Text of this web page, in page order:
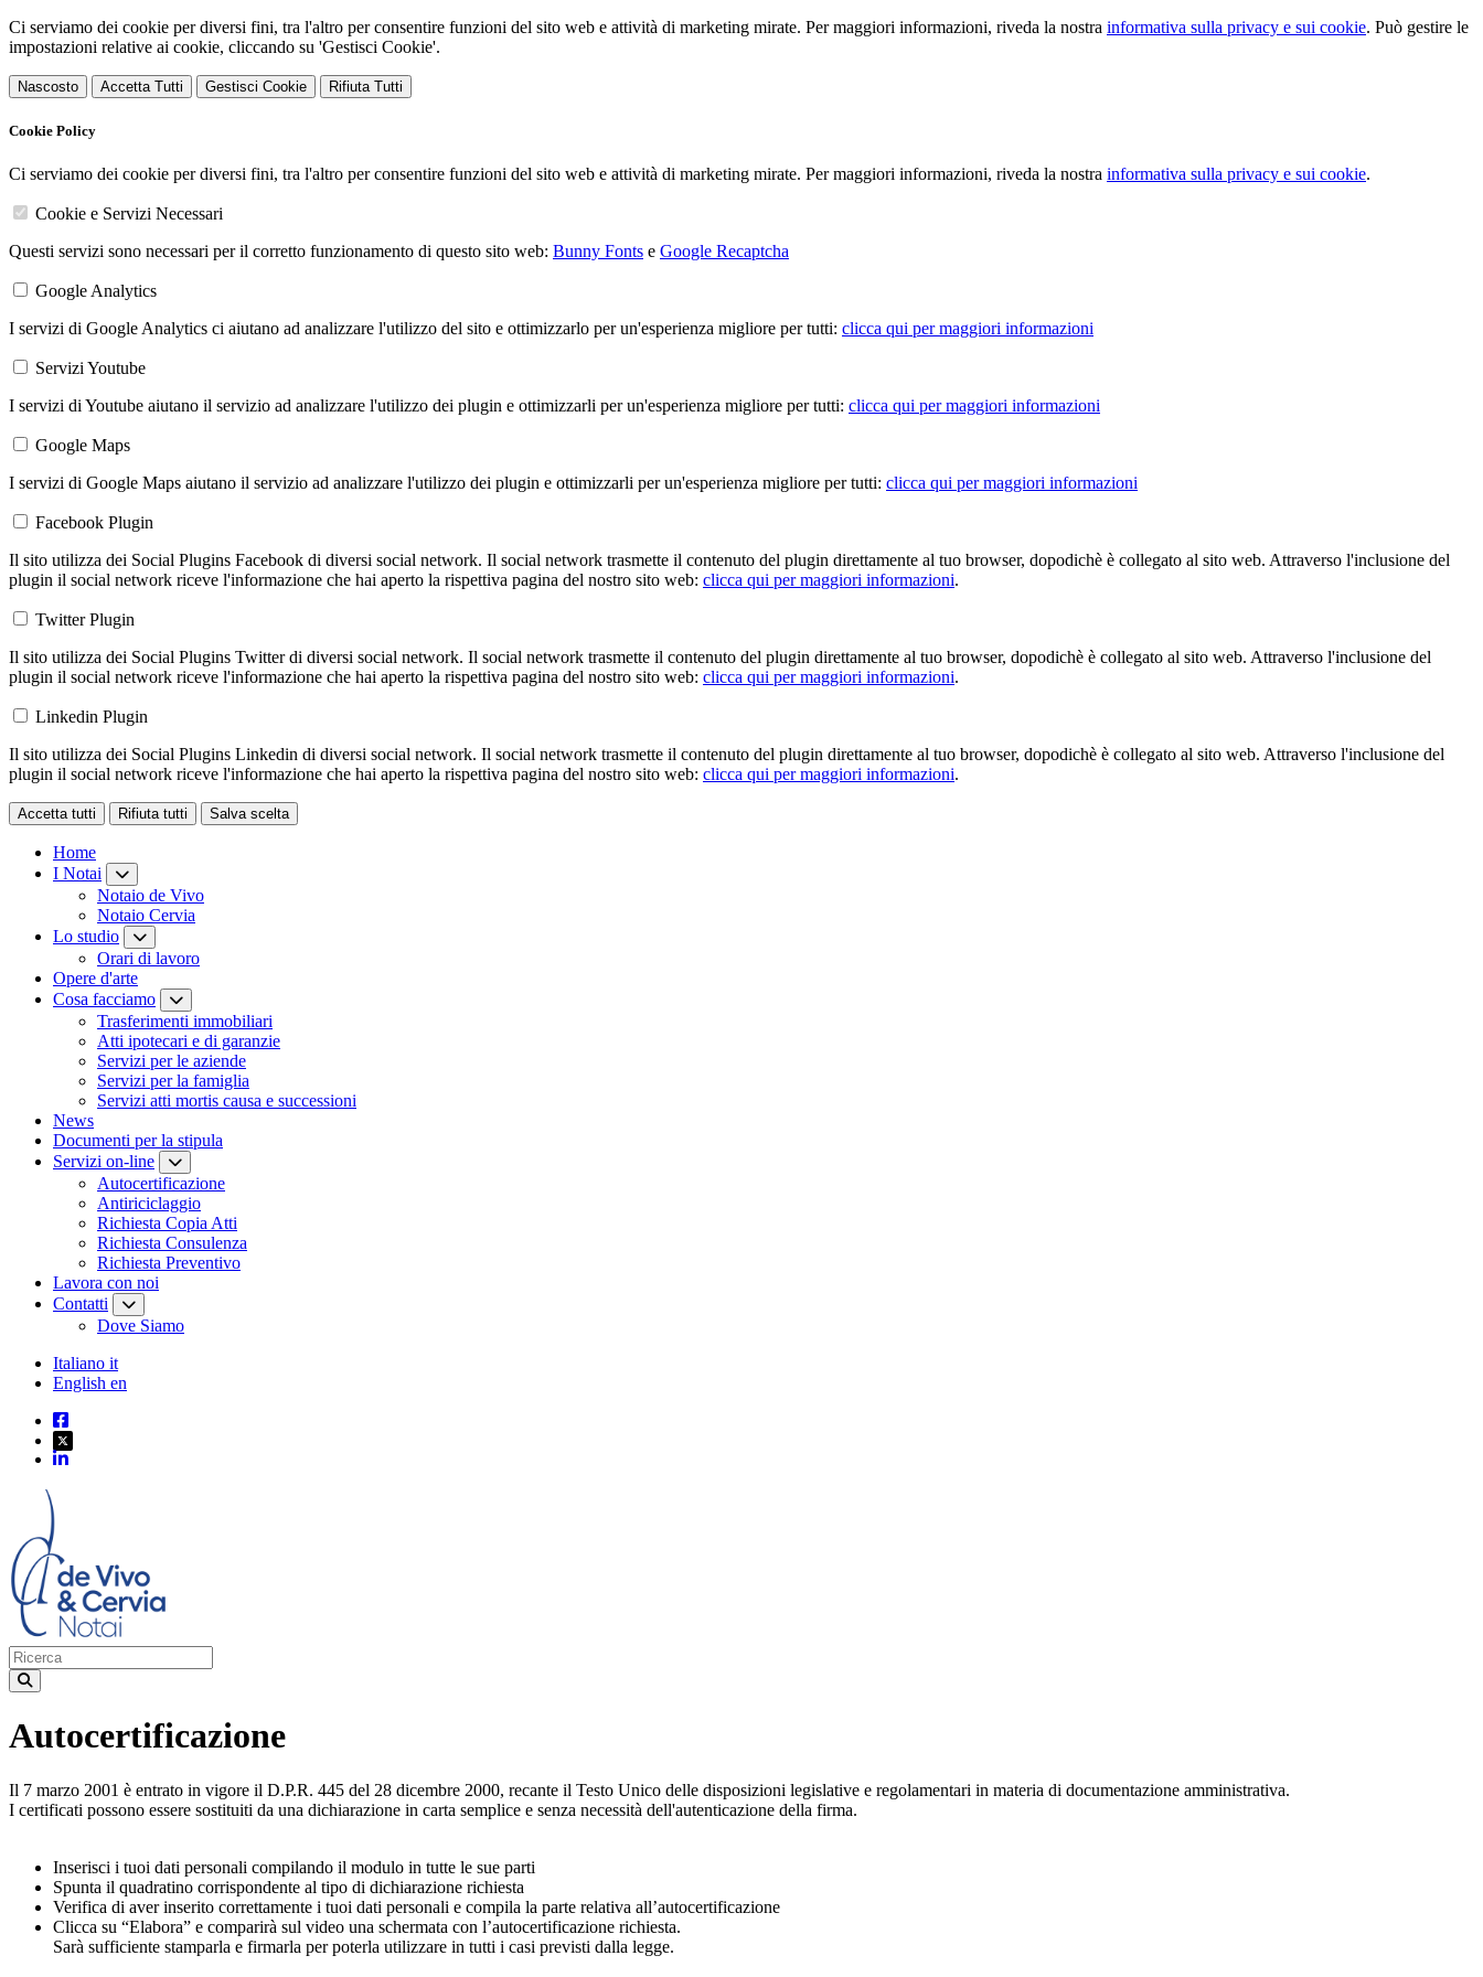
Ci serviamo dei cookie per diversi fini, tra l'altro per consentire funzioni del sito web e attività di marketing mirate. Per maggiori informazioni, riveda la nostra informativa sulla privacy e sui cookie. Può gestire le
impostazioni relative ai cookie, cliccando su 'Gestisci Cookie'.
Nascosto Accetta Tutti Gestisci Cookie Rifiuta Tutti
Cookie Policy
Ci serviamo dei cookie per diversi fini, tra l'altro per consentire funzioni del sito web e attività di marketing mirate. Per maggiori informazioni, riveda la nostra informativa sulla privacy e sui cookie.
Cookie e Servizi Necessari
Questi servizi sono necessari per il corretto funzionamento di questo sito web: Bunny Fonts e Google Recaptcha
Google Analytics
I servizi di Google Analytics ci aiutano ad analizzare l'utilizzo del sito e ottimizzarlo per un'esperienza migliore per tutti: clicca qui per maggiori informazioni
Servizi Youtube
I servizi di Youtube aiutano il servizio ad analizzare l'utilizzo dei plugin e ottimizzarli per un'esperienza migliore per tutti: clicca qui per maggiori informazioni
Google Maps
I servizi di Google Maps aiutano il servizio ad analizzare l'utilizzo dei plugin e ottimizzarli per un'esperienza migliore per tutti: clicca qui per maggiori informazioni
Facebook Plugin
Il sito utilizza dei Social Plugins Facebook di diversi social network. Il social network trasmette il contenuto del plugin direttamente al tuo browser, dopodichè è collegato al sito web. Attraverso l'inclusione del
plugin il social network riceve l'informazione che hai aperto la rispettiva pagina del nostro sito web: clicca qui per maggiori informazioni.
Twitter Plugin
Il sito utilizza dei Social Plugins Twitter di diversi social network. Il social network trasmette il contenuto del plugin direttamente al tuo browser, dopodichè è collegato al sito web. Attraverso l'inclusione del
plugin il social network riceve l'informazione che hai aperto la rispettiva pagina del nostro sito web: clicca qui per maggiori informazioni.
Linkedin Plugin
Il sito utilizza dei Social Plugins Linkedin di diversi social network. Il social network trasmette il contenuto del plugin direttamente al tuo browser, dopodichè è collegato al sito web. Attraverso l'inclusione del
plugin il social network riceve l'informazione che hai aperto la rispettiva pagina del nostro sito web: clicca qui per maggiori informazioni.
Accetta tutti Rifiuta tutti Salva scelta
Home
I Notai
Notaio de Vivo
Notaio Cervia
Lo studio
Orari di lavoro
Opere d'arte
Cosa facciamo
Trasferimenti immobiliari
Atti ipotecari e di garanzie
Servizi per le aziende
Servizi per la famiglia
Servizi atti mortis causa e successioni
News
Documenti per la stipula
Servizi on-line
Autocertificazione
Antiriciclaggio
Richiesta Copia Atti
Richiesta Consulenza
Richiesta Preventivo
Lavora con noi
Contatti
Dove Siamo
Italiano it
English en
Autocertificazione
Il 7 marzo 2001 è entrato in vigore il D.P.R. 445 del 28 dicembre 2000, recante il Testo Unico delle disposizioni legislative e regolamentari in materia di documentazione amministrativa.
I certificati possono essere sostituiti da una dichiarazione in carta semplice e senza necessità dell'autenticazione della firma.
Inserisci i tuoi dati personali compilando il modulo in tutte le sue parti
Spunta il quadratino corrispondente al tipo di dichiarazione richiesta
Verifica di aver inserito correttamente i tuoi dati personali e compila la parte relativa all’autocertificazione
Clicca su “Elabora” e comparirà sul video una schermata con l’autocertificazione richiesta.
Sarà sufficiente stamparla e firmarla per poterla utilizzare in tutti i casi previsti dalla legge.